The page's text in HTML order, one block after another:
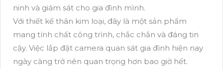
ninh và giám sát cho gia đình mình.
Với thiết kế thân kim loại, đây là một sản phẩm
mang tính chất công trình, chắc chắn và đáng tin
cậy. Việc lắp đặt camera quan sát gia đình hiện nay
ngày càng trở nên quan trọng hơn bao giờ hết.